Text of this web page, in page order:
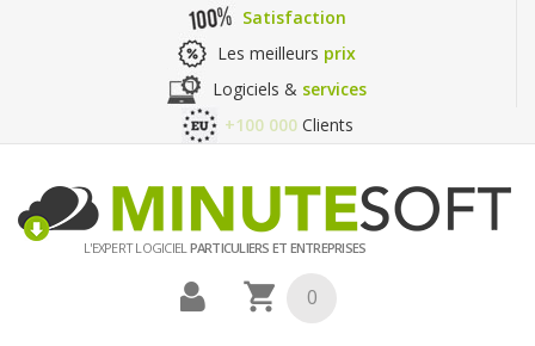
Satisfaction
Les meilleurs prix
Logiciels & services
+100 000 Clients
L'EXPERT LOGICIELPARTICULIERS ET ENTREPRISES
0